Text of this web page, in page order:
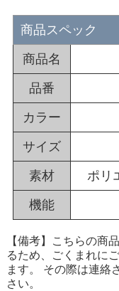
商品スペック
商品名
品番
カラー
サイズ
素材 ポリ
機能
【備考】こちらの商
るため、ごくまれに
ます。 その際は連絡
さい。